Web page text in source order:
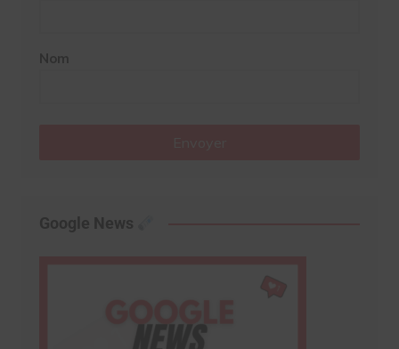
Nom
Google News